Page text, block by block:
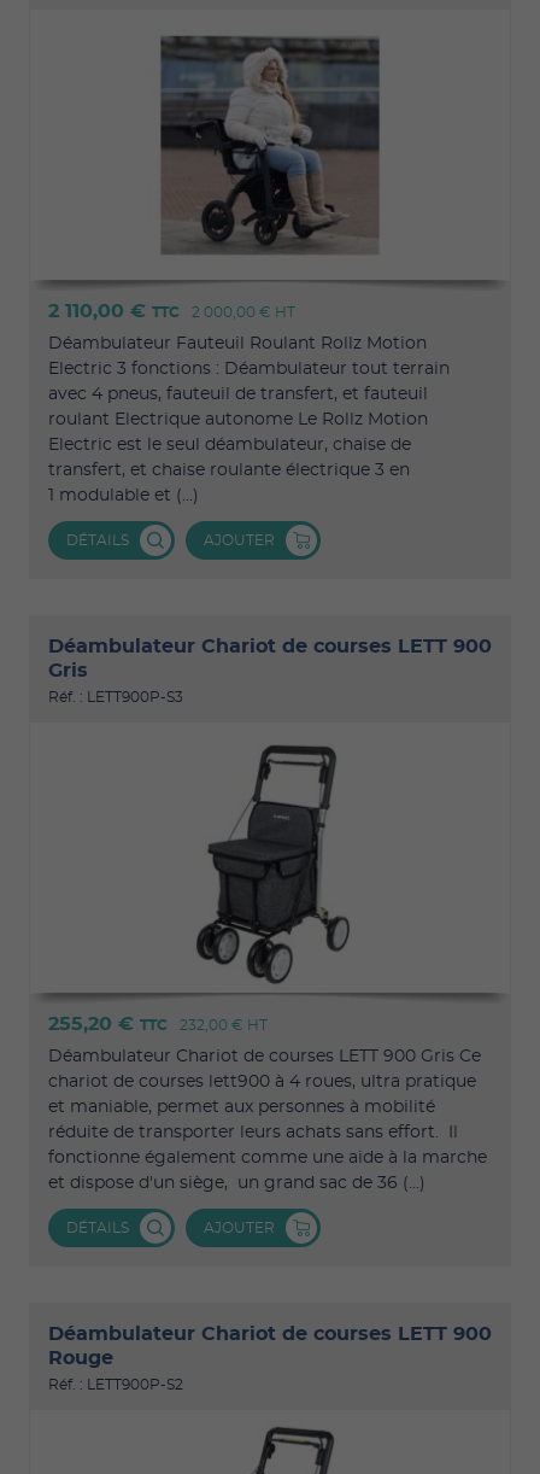
2 110,00 € TTC 2 000,00 € HT
Déambulateur Fauteuil Roulant Rollz Motion
Electric 3 fonctions : Déambulateur tout terrain
avec 4 pneus, fauteuil de transfert, et fauteuil
roulant Electrique autonome Le Rollz Motion
Electric est le seul déambulateur, chaise de
transfert, et chaise roulante électrique 3 en
1 modulable et (...)
DÉTAILS AJOUTER
Déambulateur Chariot de courses LETT 900
Gris
Réf. : LETT900P-S3
255,20 € TTC 232,00 € HT
Déambulateur Chariot de courses LETT 900 Gris Ce
chariot de courses lett900 à 4 roues, ultra pratique
et maniable, permet aux personnes à mobilité
réduite de transporter leurs achats sans effort. Il
fonctionne également comme une aide à la marche
et dispose d'un siège, un grand sac de 36 (...)
DÉTAILS AJOUTER
Déambulateur Chariot de courses LETT 900
Rouge
Réf. : LETT900P-S2